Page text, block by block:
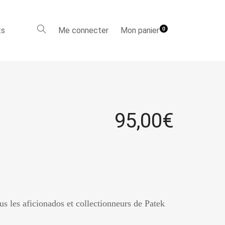
Me connecter Mon panier0
95,00€
les aficionados et collectionneurs de Patek